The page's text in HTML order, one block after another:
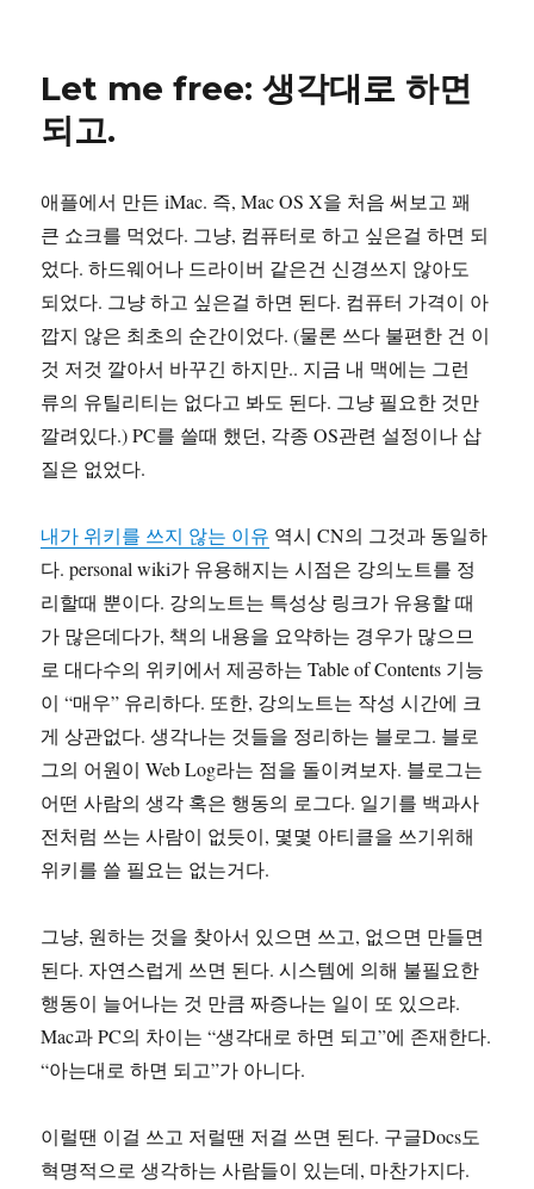
생
Let me free: 생각대로 하면
되고.
애플에서 만든 iMac. 즉, Mac OS X을 처음 써보고 꽤
큰 쇼크를 먹었다. 그냥, 컴퓨터로 하고 싶은걸 하면 되
었다. 하드웨어나 드라이버 같은건 신경쓰지 않아도
되었다. 그냥 하고 싶은걸 하면 된다. 컴퓨터 가격이 아
깝지 않은 최초의 순간이었다. (물론 쓰다 불편한 건 이
것 저것 깔아서 바꾸긴 하지만.. 지금 내 맥에는 그런
류의 유틸리티는 없다고 봐도 된다. 그냥 필요한 것만
깔려있다.) PC를 쓸때 했던, 각종 OS관련 설정이나 삽
질은 없었다.
내가 위키를 쓰지 않는 이유 역시 CN의 그것과 동일하
다. personal wiki가 유용해지는 시점은 강의노트를 정
리할때 뿐이다. 강의노트는 특성상 링크가 유용할 때
가 많은데다가, 책의 내용을 요약하는 경우가 많으므
로 대다수의 위키에서 제공하는 Table of Contents 기능
이 “매우” 유리하다. 또한, 강의노트는 작성 시간에 크
게 상관없다. 생각나는 것들을 정리하는 블로그. 블로
그의 어원이 Web Log라는 점을 돌이켜보자. 블로그는
어떤 사람의 생각 혹은 행동의 로그다. 일기를 백과사
전처럼 쓰는 사람이 없듯이, 몇몇 아티클을 쓰기위해
위키를 쓸 필요는 없는거다.
그냥, 원하는 것을 찾아서 있으면 쓰고, 없으면 만들면
된다. 자연스럽게 쓰면 된다. 시스템에 의해 불필요한
행동이 늘어나는 것 만큼 짜증나는 일이 또 있으랴.
Mac과 PC의 차이는 “생각대로 하면 되고”에 존재한다.
“아는대로 하면 되고”가 아니다.
이럴땐 이걸 쓰고 저럴땐 저걸 쓰면 된다. 구글Docs도
혁명적으로 생각하는 사람들이 있는데, 마찬가지다.